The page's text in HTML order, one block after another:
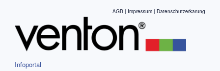
springen
AGB | Impressum | Datenschutzerkärung
Infoportal